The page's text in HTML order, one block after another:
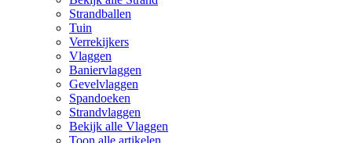
Strandballen
Tuin
Verrekijkers
Vlaggen
Baniervlaggen
Gevelvlaggen
Spandoeken
Strandvlaggen
Bekijk alle Vlaggen
Toon alle artikelen